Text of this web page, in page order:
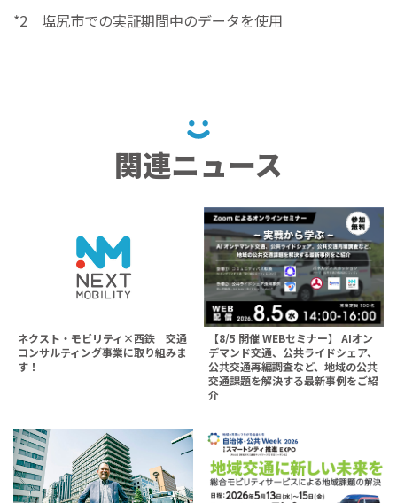
*2 塩尻市での実証期間中のデータを使用
関連ニュース
ネクスト・モビリティ×西鉄 交通
コンサルティング事業に取り組みま
す！
【8/5 開催 WEBセミナー】 AIオン
デマンド交通、公共ライドシェア、
公共交通再編調査など、地域の公共
交通課題を解決する最新事例をご紹
介